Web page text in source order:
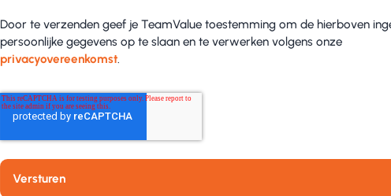
Door te verzenden geef je TeamValue toestemming om de hierboven
persoonlijke gegevens op te slaan en te verwerken volgens onze
privacyovereenkomst.